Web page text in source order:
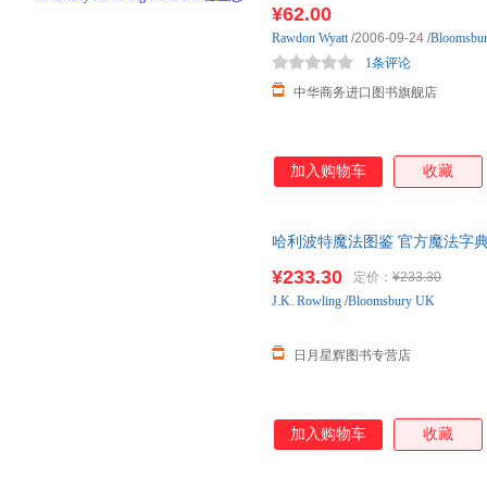
¥62.00
中华商务进口图书旗舰店
1条评论
Rawdon Wyatt/2006-09-24 /
加入购物车 收藏
哈利波特魔法图鉴 官方魔法字
¥233.30 定价： ¥233.30
日月星辉图书专营店
J.K. Rowling /Bloomsbury UK
加入购物车 收藏